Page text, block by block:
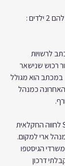
היה נשוי לארנה פרנקל . נולדו להם 2 ילדים :
מכתב לרשויות
רכוש שנישאר
במכתב הוא מגולל
1938, שנתו האחרונה כמנהל
" ב3 בנובמבר 1938 פלש הSS לחווה החקלאית
מונה מנהל ארי למקום.
הגיסטפו
דרכון